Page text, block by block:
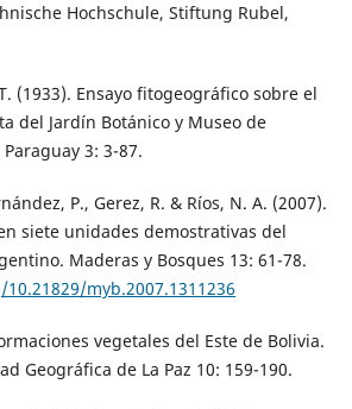
Hochschule, Stiftung Rubel,
(1933). Ensayo fitogeográfico sobre el
del Jardín Botánico y Museo de
3: 3-87.
P., Gerez, R. & Ríos, N. A. (2007).
siete unidades demostrativas del
Maderas y Bosques 13: 61-78.
myb.2007.1311236
vegetales del Este de Bolivia.
Geográfica de La Paz 10: 159-190.